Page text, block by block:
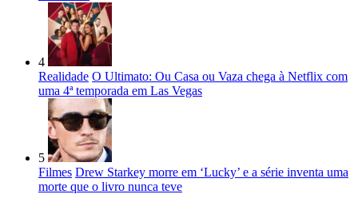
4
Realidade O Ultimato: Ou Casa ou Vaza chega à Netflix com
uma 4ª temporada em Las Vegas
5
Filmes Drew Starkey morre em ‘Lucky’ e a série inventa uma
morte que o livro nunca teve